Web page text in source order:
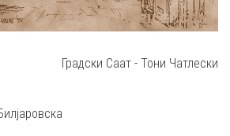
Градски Саат - Тони Чатлески